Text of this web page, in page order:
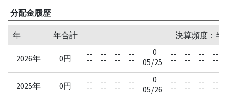
分配金履歴
年 年合計 決算頻度：半
2026年 0円 --
--
--
--
--
--
--
--
0
05/25
--
--
--
--
--
--
--
--
2025年 0円 --
--
--
--
--
--
--
--
0
05/26
--
--
--
--
--
--
--
--